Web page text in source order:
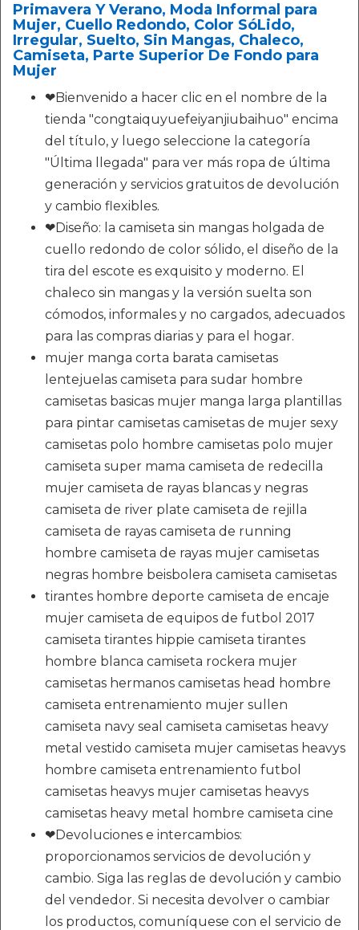
Primavera Y Verano, Moda Informal para
Mujer, Cuello Redondo, Color SóLido,
Irregular, Suelto, Sin Mangas, Chaleco,
Camiseta, Parte Superior De Fondo para
Mujer
❤Bienvenido a hacer clic en el nombre de la
tienda "congtaiquyuefeiyanjiubaihuo" encima
del título, y luego seleccione la categoría
"Última llegada" para ver más ropa de última
generación y servicios gratuitos de devolución
y cambio flexibles.
❤Diseño: la camiseta sin mangas holgada de
cuello redondo de color sólido, el diseño de la
tira del escote es exquisito y moderno. El
chaleco sin mangas y la versión suelta son
cómodos, informales y no cargados, adecuados
para las compras diarias y para el hogar.
mujer manga corta barata camisetas
lentejuelas camiseta para sudar hombre
camisetas basicas mujer manga larga plantillas
para pintar camisetas camisetas de mujer sexy
camisetas polo hombre camisetas polo mujer
camiseta super mama camiseta de redecilla
mujer camiseta de rayas blancas y negras
camiseta de river plate camiseta de rejilla
camiseta de rayas camiseta de running
hombre camiseta de rayas mujer camisetas
negras hombre beisbolera camiseta camisetas
tirantes hombre deporte camiseta de encaje
mujer camiseta de equipos de futbol 2017
camiseta tirantes hippie camiseta tirantes
hombre blanca camiseta rockera mujer
camisetas hermanos camisetas head hombre
camiseta entrenamiento mujer sullen
camiseta navy seal camiseta camisetas heavy
metal vestido camiseta mujer camisetas heavys
hombre camiseta entrenamiento futbol
camisetas heavys mujer camisetas heavys
camisetas heavy metal hombre camiseta cine
❤Devoluciones e intercambios:
proporcionamos servicios de devolución y
cambio. Siga las reglas de devolución y cambio
del vendedor. Si necesita devolver o cambiar
los productos, comuníquese con el servicio de